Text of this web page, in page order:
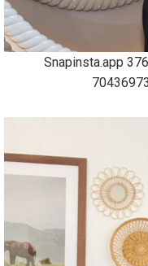
Snapinsta.app